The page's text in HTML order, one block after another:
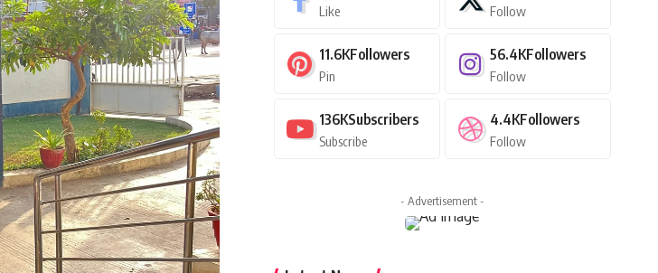
Like Follow
11.6KFollowers
Pin
56.4KFollowers
Follow
136KSubscribers
Subscribe
4.4KFollowers
Follow
- Advertisement -